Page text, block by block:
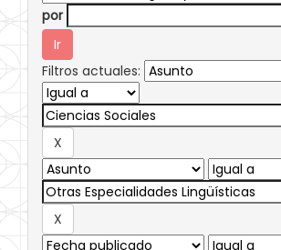
por
Filtros actuales: